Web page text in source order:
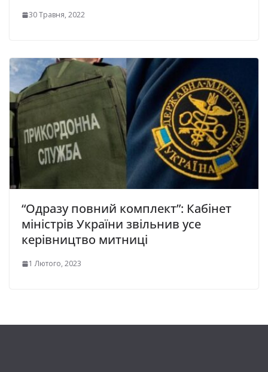
30 Травня, 2022
“Одразу повний комплект”: Кабінет
міністрів України звільнив усе
керівництво митниці
1 Лютого, 2023